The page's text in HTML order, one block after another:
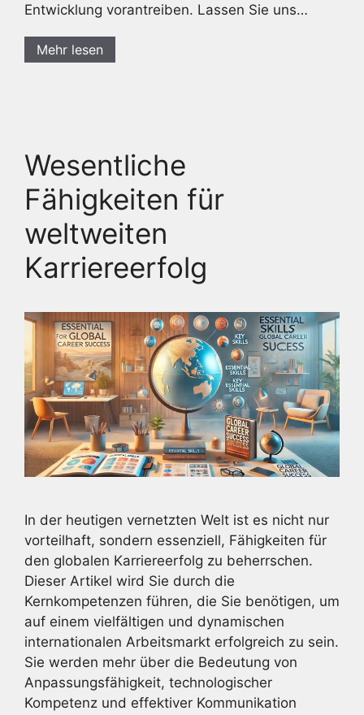
Entwicklung vorantreiben. Lassen Sie uns…
Mehr lesen
Wesentliche
Fähigkeiten für
weltweiten
Karriereerfolg
In der heutigen vernetzten Welt ist es nicht nur
vorteilhaft, sondern essenziell, Fähigkeiten für
den globalen Karriereerfolg zu beherrschen.
Dieser Artikel wird Sie durch die
Kernkompetenzen führen, die Sie benötigen, um
auf einem vielfältigen und dynamischen
internationalen Arbeitsmarkt erfolgreich zu sein.
Sie werden mehr über die Bedeutung von
Anpassungsfähigkeit, technologischer
Kompetenz und effektiver Kommunikation